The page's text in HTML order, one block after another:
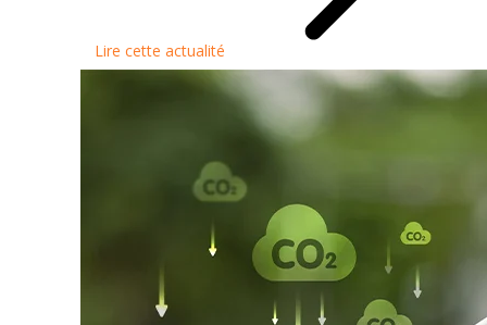
Lire cette actualité